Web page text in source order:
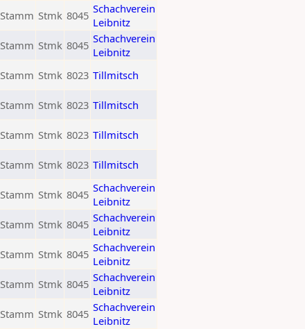
Stamm Stmk 8045 Schachverein
Leibnitz
Stamm Stmk 8045 Schachverein
Leibnitz
Stamm Stmk 8023 Tillmitsch
Stamm Stmk 8023 Tillmitsch
Stamm Stmk 8023 Tillmitsch
Stamm Stmk 8023 Tillmitsch
Stamm Stmk 8045 Schachverein
Leibnitz
Stamm Stmk 8045 Schachverein
Leibnitz
Stamm Stmk 8045 Schachverein
Leibnitz
Stamm Stmk 8045 Schachverein
Leibnitz
Stamm Stmk 8045 Schachverein
Leibnitz